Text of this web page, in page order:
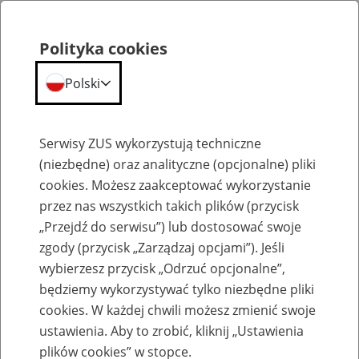
Emerytury
Baza zlikwidowanych lub
przekształconych zakładów pracy
Polityka cookies
Polski
Serwisy ZUS wykorzystują techniczne
(niezbędne) oraz analityczne (opcjonalne) pliki
cookies. Możesz zaakceptować wykorzystanie
przez nas wszystkich takich plików (przycisk
„Przejdź do serwisu”) lub dostosować swoje
zgody (przycisk „Zarządzaj opcjami”). Jeśli
wybierzesz przycisk „Odrzuć opcjonalne”,
będziemy wykorzystywać tylko niezbędne pliki
cookies. W każdej chwili możesz zmienić swoje
ustawienia. Aby to zrobić, kliknij „Ustawienia
plików cookies” w stopce.